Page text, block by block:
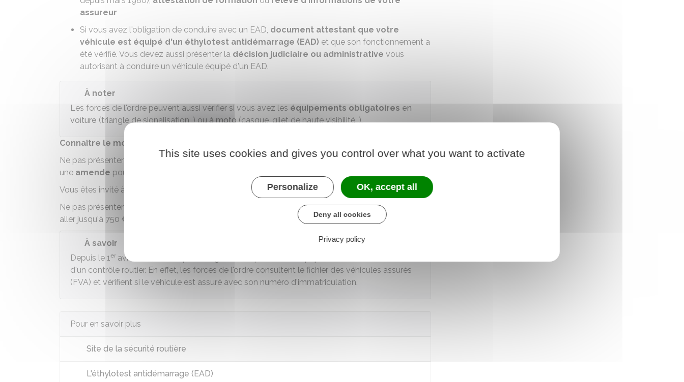
assureur
Si vous avez l'obligation de conduire avec un EAD, document attestant que votre
véhicule est équipé d'un éthylotest antidémarrage (EAD) et que son fonctionnement a
été vérifié. Vous devez aussi présenter la décision judiciaire ou administrative vous
autorisant à conduire un véhicule équipé d'un EAD.
À noter
Les forces de l'ordre peuvent aussi vérifier si vous avez les équipements obligatoires en
voiture (triangle de signalisation…) ouà moto(casque, gilet de haute visibilité…).
Connaître le montant de l'amende en cas de non présentation des documents exigés
Ne pas présenter immédiatement les documents exigés aux forces de l'ordre est sanctionné par
une amende pouvant aller jusqu'à
Vous êtes invité à justifier
dans un délai de 5 jours que vous avez les documents exigés.
Ne pas présenter ces documents dans le délai de 5 jours est sanctionné par uneamende
aller jusqu'à 750 €
À savoir
Depuis le 1er avril 2024, il n'est plus obligatoire de présenter les
d'un contrôle routier. En effet, les forces de l'ordre consultent le fichier des véhicules assurés
(FVA) et vérifient si le véhicule est assuré avec son numéro d'immatriculation.
Pour en savoir plus
Site de la sécurité routière
L'éthylotest antidémarrage (EAD)
This site uses cookies and gives you control over what you want to activate
Personalize OK, accept all
Deny all cookies
Privacy policy